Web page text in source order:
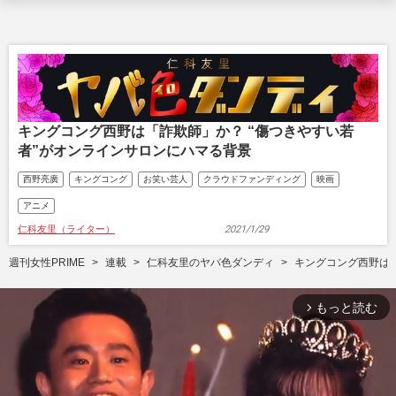
キングコング西野は「詐欺師」か？ “傷つきやすい若
者”がオンラインサロンにハマる背景
西野亮廣 キングコング お笑い芸人 クラウドファンディング 映画
アニメ
仁科友里（ライター） 2021/1/29
週刊女性PRIME 連載 仁科友里のヤバ色ダンディ キングコング西野は
arrow_forward_ios もっと読む